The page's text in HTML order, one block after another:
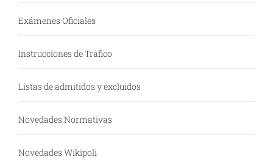
Exámenes Oficiales
Instrucciones de Tráfico
Listas de admitidos y excluidos
Novedades Normativas
Novedades Wikipoli